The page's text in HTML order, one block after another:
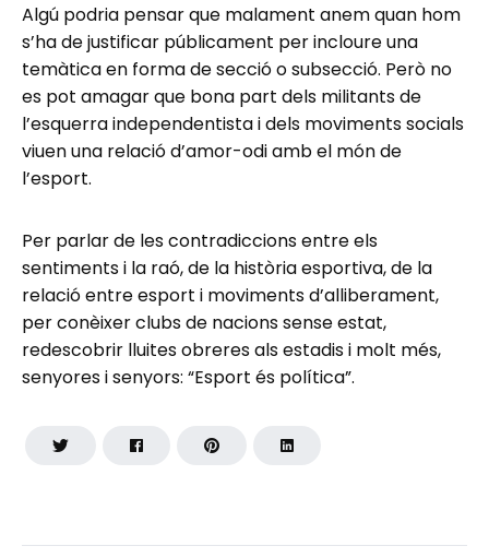
Algú podria pensar que malament anem quan hom
s’ha de justificar públicament per incloure una
temàtica en forma de secció o subsecció. Però no
es pot amagar que bona part dels militants de
l’esquerra independentista i dels moviments socials
viuen una relació d’amor-odi amb el món de
l’esport.
Per parlar de les contradiccions entre els
sentiments i la raó, de la història esportiva, de la
relació entre esport i moviments d’alliberament,
per conèixer clubs de nacions sense estat,
redescobrir lluites obreres als estadis i molt més,
senyores i senyors: “Esport és política”.